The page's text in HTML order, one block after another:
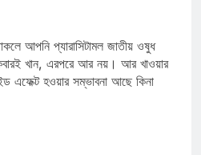
আপনি প্যারাসিটামল জাতীয় ওষুধ
খান, এরপরে আর নয়। আর খাওয়ার
হওয়ার সম্ভাবনা আছে কিনা